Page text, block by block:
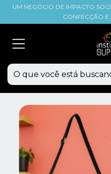
UM NEGÓCIO DE IMPACTO
CONFECÇÃO